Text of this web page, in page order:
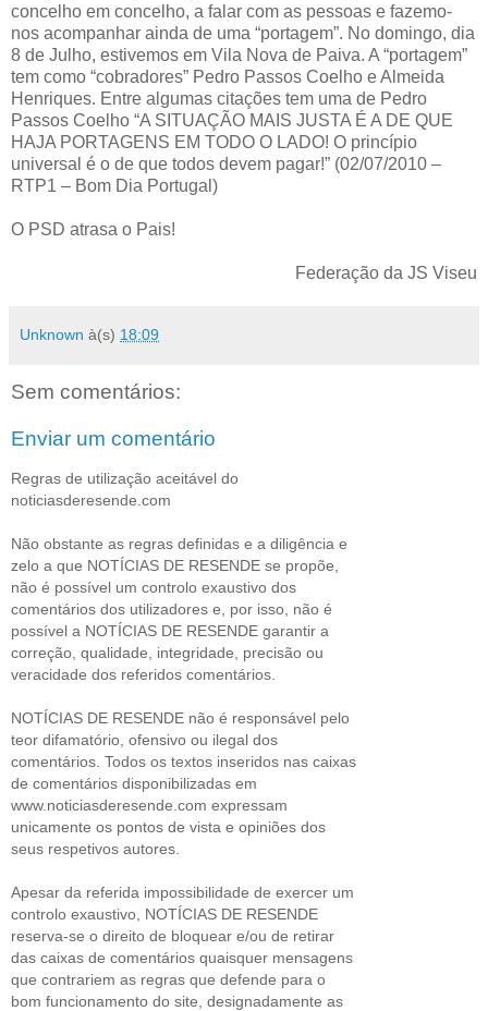
concelho em concelho, a falar com as pessoas e fazemo-
nos acompanhar ainda de uma “portagem”. No domingo, dia
8 de Julho, estivemos em Vila Nova de Paiva. A “portagem”
tem como “cobradores” Pedro Passos Coelho e Almeida
Henriques. Entre algumas citações tem uma de Pedro
Passos Coelho “A SITUAÇÃO MAIS JUSTA É A DE QUE
HAJA PORTAGENS EM TODO O LADO! O princípio
universal é o de que todos devem pagar!” (02/07/2010 –
RTP1 – Bom Dia Portugal)
O PSD atrasa o Pais!
Federação da JS Viseu
Unknown à(s) 18:09
Sem comentários:
Enviar um comentário
Regras de utilização aceitável do
noticiasderesende.com
Não obstante as regras definidas e a diligência e
zelo a que NOTÍCIAS DE RESENDE se propõe,
não é possível um controlo exaustivo dos
comentários dos utilizadores e, por isso, não é
possível a NOTÍCIAS DE RESENDE garantir a
correção, qualidade, integridade, precisão ou
veracidade dos referidos comentários.
NOTÍCIAS DE RESENDE não é responsável pelo
teor difamatório, ofensivo ou ilegal dos
comentários. Todos os textos inseridos nas caixas
de comentários disponibilizadas em
www.noticiasderesende.com expressam
unicamente os pontos de vista e opiniões dos
seus respetivos autores.
Apesar da referida impossibilidade de exercer um
controlo exaustivo, NOTÍCIAS DE RESENDE
reserva-se o direito de bloquear e/ou de retirar
das caixas de comentários quaisquer mensagens
que contrariem as regras que defende para o
bom funcionamento do site, designadamente as